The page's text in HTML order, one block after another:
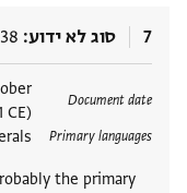
7 סוג לא ידוע
Document date
CE)
Primary languages
the primary